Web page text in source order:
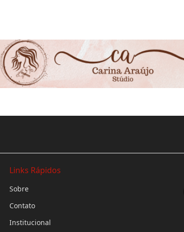
Links Rápidos
Sobre
Contato
Institucional